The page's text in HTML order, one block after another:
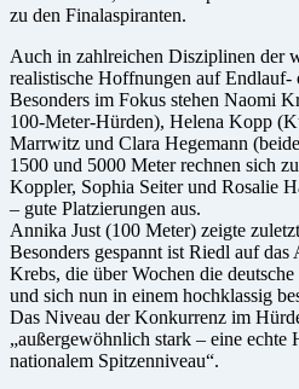
zu den Finalaspiranten.
Auch in zahlreichen Disziplinen der
realistische Hoffnungen auf Endlauf-
Besonders im Fokus stehen Naomi
100-Meter-Hürden), Helena Kopp
Marrwitz und Clara Hegemann
1500 und 5000 Meter rechnen sich
Koppler, Sophia Seiter und Rosalie
– gute Platzierungen aus.
Annika Just (100 Meter) zeigte
Besonders gespannt ist Riedl auf
Krebs, die über Wochen die
und sich nun in einem hochklassig
Das Niveau der Konkurrenz im
„außergewöhnlich stark – eine echte
nationalem Spitzenniveau“.